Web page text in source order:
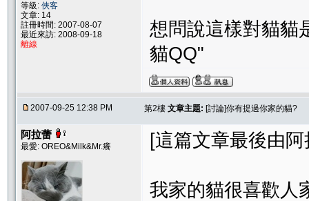
等級: 俠客
文章: 14
註冊時間: 2007-08-07
最近來訪: 2008-09-18
離線
想問說這樣對貓貓
貓QQ"
2007-09-25 12:38 PM 第2樓 文章主題: [討論]你有提過你家的貓?
阿拉蕾
最愛: OREO&Milk&Mr.癢 [這篇文章最後由
我家的貓很喜歡